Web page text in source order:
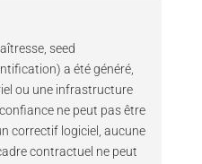
seed
a été généré,
ou une infrastructure
ne peut pas être
correctif logiciel, aucune
contractuel ne peut